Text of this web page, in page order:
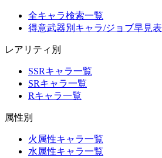
全キャラ検索一覧
得意武器別キャラ/ジョブ早見表
レアリティ別
SSRキャラ一覧
SRキャラ一覧
Rキャラ一覧
属性別
火属性キャラ一覧
水属性キャラ一覧